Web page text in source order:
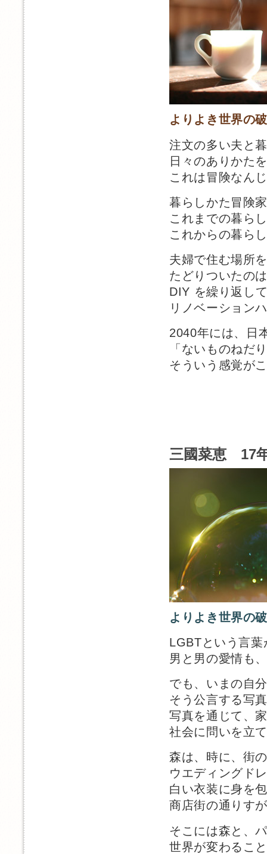
よりよき世界の
注文の多い夫と
日々のありかた
これは冒険なん
暮らしかた冒険
これまでの暮ら
これからの暮ら
夫婦で住む場所
たどりついたの
DIY を繰り返し
リノベーション
2040年には、日
「ないものねだ
そういう感覚が
三國菜恵 17
よりよき世界の
LGBTという言
男と男の愛情も
でも、いまの自
そう公言する写
写真を通じて、
社会に問いを立
森は、時に、街
ウエディングド
白い衣装に身を
商店街の通りす
そこには森と、
世界が変わるこ